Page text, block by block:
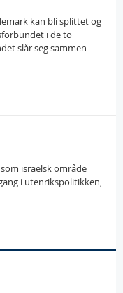
kan bli splittet og
i de to
slår seg sammen
israelsk område
i utenrikspolitikken,